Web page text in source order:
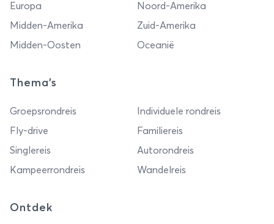
Europa
Noord-Amerika
Midden-Amerika
Zuid-Amerika
Midden-Oosten
Oceanië
Thema's
Groepsrondreis
Individuele rondreis
Fly-drive
Familiereis
Singlereis
Autorondreis
Kampeerrondreis
Wandelreis
Ontdek